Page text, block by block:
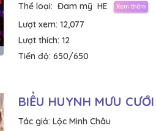
Thể loại: Đam mỹ HE
Lượt xem: 12,077
Lượt thích: 12
Tiến độ: 650/650
BIỂU HUYNH MƯU CƯỚI
Tác giả: Lộc Minh Châu